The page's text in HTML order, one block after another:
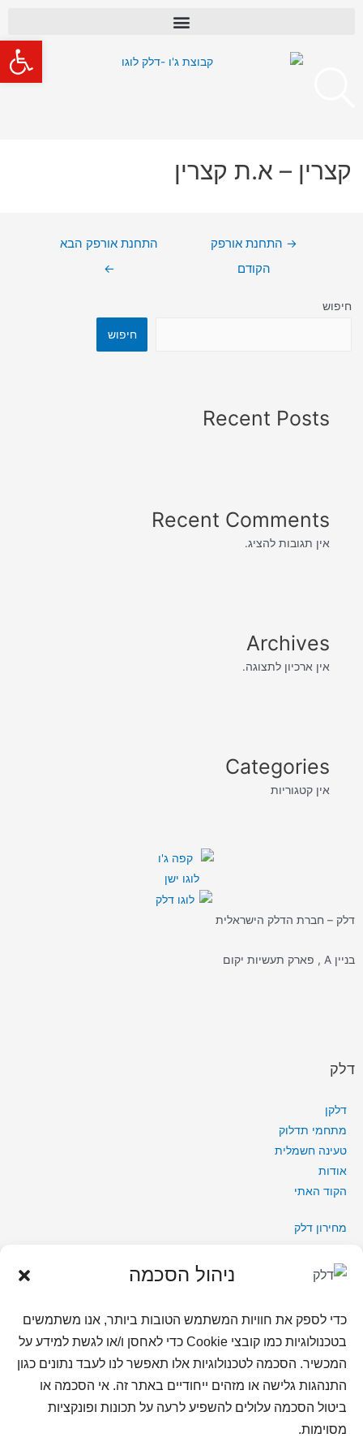
פתח
ניהול הסכמה
כדי לספק את חוויות המשתמש הטובות ביותר, אנו משתמשים
בטכנולוגיות כמו קובצי Cookie כדי לאחסן ו/או לגשת למידע על
המכשיר. הסכמה לטכנולוגיות אלו תאפשר לנו לעבד נתונים כגון
התנהגות גלישה או מזהים ייחודיים באתר זה. אי הסכמה או
ביטול הסכמה עלולים להשפיע לרעה על תכונות ופונקציות
מסוימות.
קצרין – א.ת קצרין
→ התחנת אורפק
הקודם
התחנת אורפק הבא
←
חיפוש
חיפוש
Recent Posts
Recent Comments
אין תגובות להציג.
Archives
אין ארכיון לתצוגה.
Categories
אין קטגוריות
דלק – חברת הדלק הישראלית
בניין A , פארק תעשיות יקום
דלק
דלקן
מתחמי תדלוק
טעינה חשמלית
אודות
הקוד האתי
מחירון דלק
תקנון הגרלה דצמבר 2025
מדיניות פרטיות
מדיניות פרטיות מועדון לקוחות
מדיניות פרטיות למועמדים לעבודה
שאלות ותשובות
צור קשר